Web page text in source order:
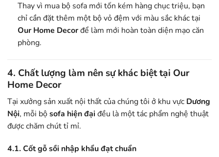
Thay vì mua bộ sofa mới tốn kém hàng chục triệu, bạn
chỉ cần đặt thêm một bộ vỏ đệm với màu sắc khác tại
Our Home Decorđể làm mới hoàn toàn diện mạo căn
phòng.
4. Chất lượng làm nên sự khác biệt tại Our
Home Decor
Tại xưởng sản xuất nội thất của chúng tôi ở khu vực Dương
Nội, mỗi bộsofa hiện đạiđều là một tác phẩm nghệ thuật
được chăm chút tỉ mỉ.
4.1. Cốt gỗ sồi nhập khẩu đạt chuẩn